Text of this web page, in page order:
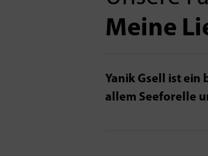
Meine
Yanik Gsell ist ein
allem Seeforelle